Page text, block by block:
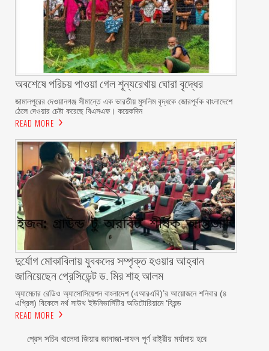
অবশেষে পরিচয় পাওয়া গেল শূন্যরেখায় ঘোরা বৃদ্ধের
জামালপুরের দেওয়ানগঞ্জ সীমান্তে এক ভারতীয় মুসলিম বৃদ্ধকে জোরপূর্বক বাংলাদেশে
ঠেলে দেওয়ার চেষ্টা করেছে বিএসএফ। কয়েকদিন
READ MORE
দুর্যোগ মোকাবিলায় যুবকদের সম্পৃক্ত হওয়ার আহ্বান
জানিয়েছেন প্রেসিডেন্ট ড. মির শাহ আলম ‎ ‎
অ্যামেচার রেডিও অ্যাসোসিয়েশন বাংলাদেশ (এআরএবি)’র আয়োজনে শনিবার (৪
এপ্রিল) বিকেলে নর্থ সাউথ ইউনিভার্সিটির অডিটোরিয়ামে ‘বিয়ন্ড
READ MORE
প্রেস সচিব খালেদা জিয়ার জানাজা-দাফন পূর্ণ রাষ্ট্রীয় মর্যাদায় হবে